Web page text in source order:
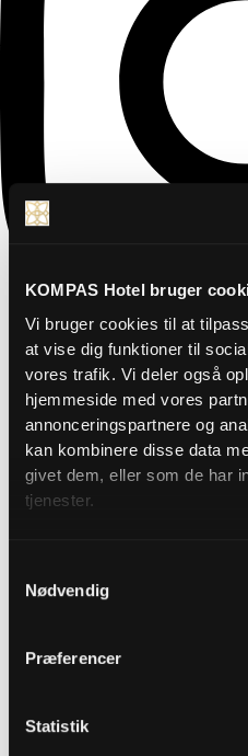
KOMPAS Hotel bruger
Vi bruger cookies til at
at vise dig funktioner til
vores trafik. Vi deler også
hjemmeside med vores
annonceringspartnere og
kan kombinere disse data
givet dem, eller som de har
tjenester.
Nødvendig
Præferencer
Statistik